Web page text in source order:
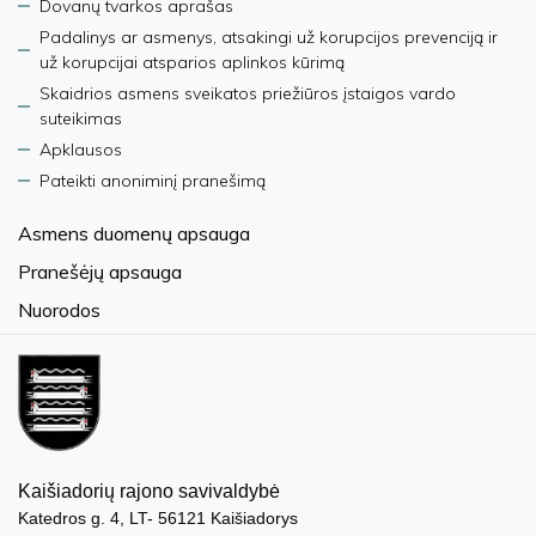
Dovanų tvarkos aprašas
Padalinys ar asmenys, atsakingi už korupcijos prevenciją ir
už korupcijai atsparios aplinkos kūrimą
Skaidrios asmens sveikatos priežiūros įstaigos vardo
suteikimas
Apklausos
Pateikti anoniminį pranešimą
Asmens duomenų apsauga
Pranešėjų apsauga
Nuorodos
Kaišiadorių rajono savivaldybė
Katedros g. 4, LT- 56121 Kaišiadorys